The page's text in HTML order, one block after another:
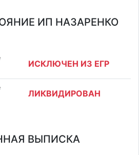
ИП НАЗАРЕНКО
ИСКЛЮЧЕН ИЗ ЕГР
ЛИКВИДИРОВАН
ВЫПИСКА